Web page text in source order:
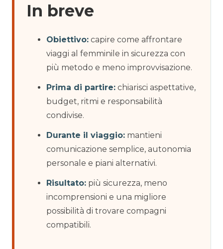
In breve
Obiettivo: capire come affrontare
viaggi al femminile in sicurezza con
più metodo e meno improvvisazione.
Prima di partire: chiarisci aspettative,
budget, ritmi e responsabilità
condivise.
Durante il viaggio: mantieni
comunicazione semplice, autonomia
personale e piani alternativi.
Risultato: più sicurezza, meno
incomprensioni e una migliore
possibilità di trovare compagni
compatibili.